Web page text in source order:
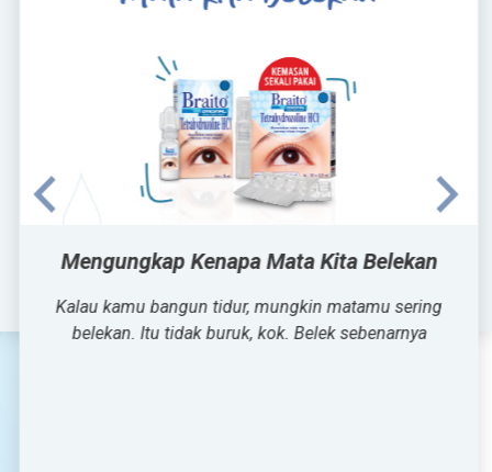
Mengungkap Kenapa Mata Kita Belekan
Kalau kamu bangun tidur, mungkin matamu sering
belekan. Itu tidak buruk, kok. Belek sebenarnya